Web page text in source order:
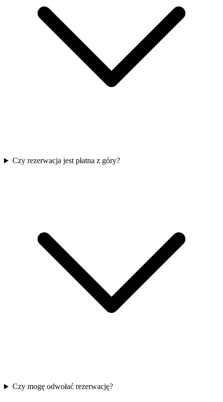
Czy rezerwacja jest płatna z góry?
Czy mogę odwołać rezerwację?